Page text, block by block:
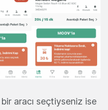
bir aracı seçtiyseniz ise